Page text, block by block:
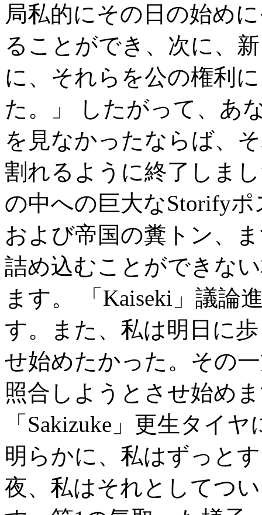
局私的にその日の始め
ることができ、次に、
に、それらを公の権利
た。」 したがって、あ
を見なかったならば、
割れるように終了しま
の中への巨大なStorify
および帝国の糞トン、
詰め込むことができな
ます。 「Kaiseki」議論
す。また、私は明日に
せ始めたかった。その
照合しようとさせ始め
「Sakizuke」更生タイ
明らかに、私はずっと
夜、私はそれとしてつ